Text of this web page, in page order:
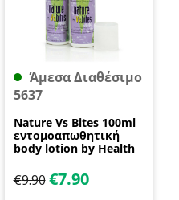
Άμεσα Διαθέσιμο
5637
Nature Vs Bites 100ml
εντομοαπωθητική
body lotion by Health
€9.90 €7.90